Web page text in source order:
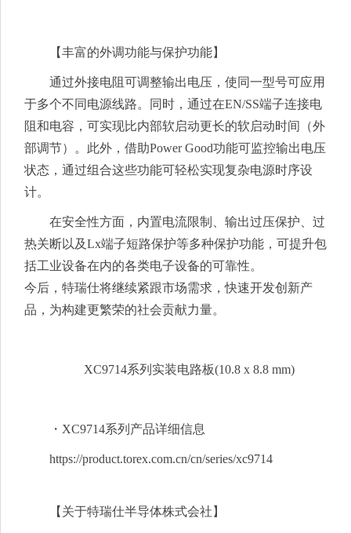
【丰富的外调功能与保护功能】
通过外接电阻可调整输出电压，使同一型号可应用
于多个不同电源线路。同时，通过在EN/SS端子连接电
阻和电容，可实现比内部软启动更长的软启动时间（外
部调节）。此外，借助Power Good功能可监控输出电压
状态，通过组合这些功能可轻松实现复杂电源时序设
计。
在安全性方面，内置电流限制、输出过压保护、过
热关断以及Lx端子短路保护等多种保护功能，可提升包
括工业设备在内的各类电子设备的可靠性。
今后，特瑞仕将继续紧跟市场需求，快速开发创新产
品，为构建更繁荣的社会贡献力量。
XC9714系列实装电路板(10.8 x 8.8 mm)
・XC9714系列产品详细信息
https://product.torex.com.cn/cn/series/xc9714
【关于特瑞仕半导体株式会社】